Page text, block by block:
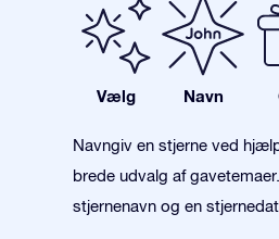
Vælg Navn
Navngiv en stjerne ved
brede udvalg af
stjernenavn og en